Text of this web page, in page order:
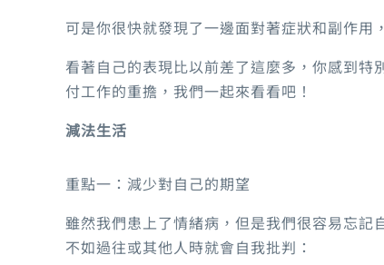
可是你很快就發現了一邊面對著症狀和副作用
看著自己的表現比以前差了這麼多，你感到
付工作的重擔，我們一起來看看吧！
減法生活
重點一：減少對自己的期望
雖然我們患上了情緒病，但是我們很容易忘記
不如過往或其他人時就會自我批判：